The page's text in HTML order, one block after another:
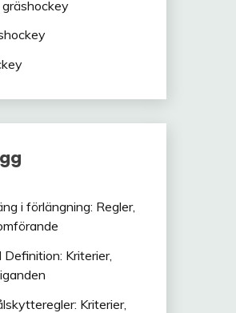
i förlängning: Regler,
Kriterier,
Kriterier,